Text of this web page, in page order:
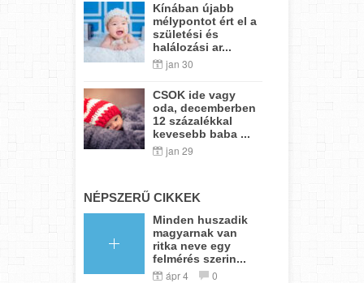
Kínában újabb
mélypontot ért el a
születési és
halálozási ar...
jan 30
CSOK ide vagy
oda, decemberben
12 százalékkal
kevesebb baba ...
jan 29
NÉPSZERŰ CIKKEK
Minden huszadik
magyarnak van
ritka neve egy
felmérés szerin...
ápr 4 0